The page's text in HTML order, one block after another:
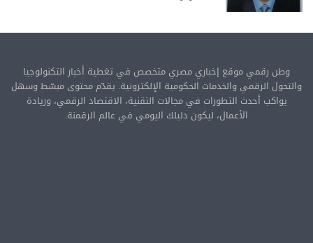
وطن رقمي موقع إخباري مصري متخصص في تغطية أخبار التكنولوجيا
والتحول الرقمي والخدمات الحكومية الإلكترونية. يقدّم محتوى مبسّط وسهل
يواكب أحدث التطورات في مجالات التقنية، الاقتصاد الرقمي، وريادة
الأعمال، ليكون دليلك اليومي في عالم الرقمنة.